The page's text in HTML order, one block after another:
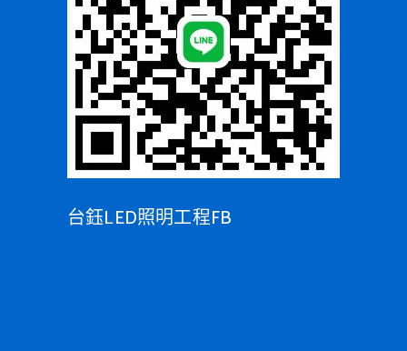
台鈺LED照明工程FB